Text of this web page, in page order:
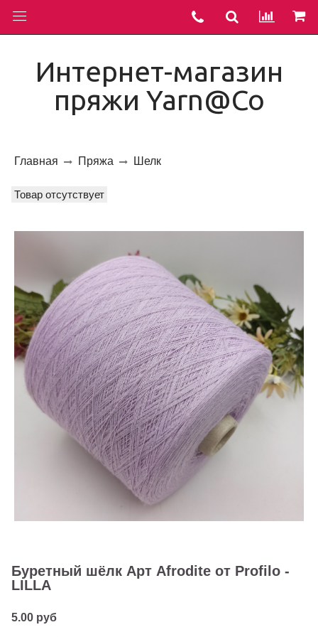
Интернет-магазин
пряжи Yarn@Co
Главная Пряжа Шелк
Товар отсутствует
Буретный шёлк Арт Afrodite от Profilo -
LILLA
5.00 руб